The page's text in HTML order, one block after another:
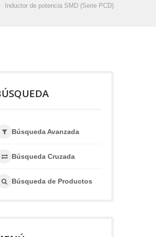
Inductor de potencia SMD (Serie PCD)
Búsqueda Avanzada
Búsqueda Cruzada
Búsqueda de Productos